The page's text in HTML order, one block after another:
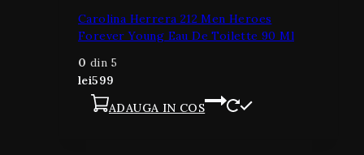
Carolina Herrera 212 Men Heroes
Forever Young Eau De Toilette 90 Ml
0 din 5
lei599
ADAUGA IN COS